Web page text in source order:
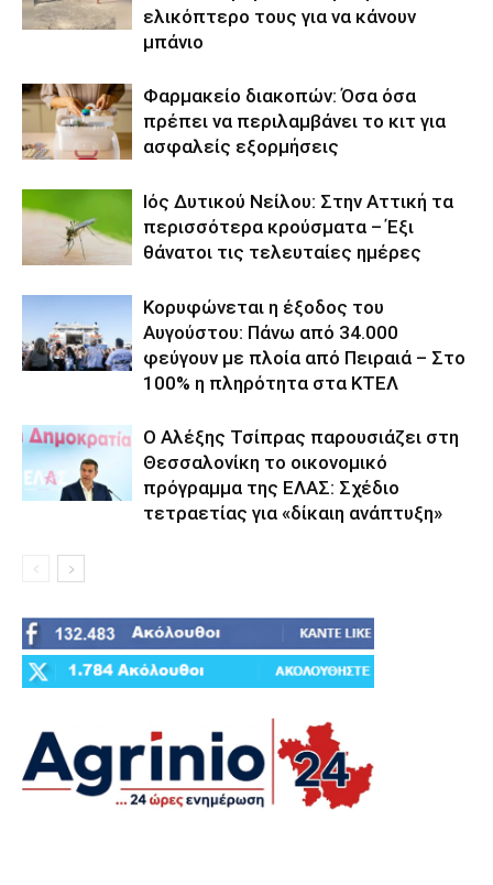
ελικόπτερο τους για να κάνουν
μπάνιο
Φαρμακείο διακοπών: Όσα όσα
πρέπει να περιλαμβάνει το κιτ για
ασφαλείς εξορμήσεις
Ιός Δυτικού Νείλου: Στην Αττική τα
περισσότερα κρούσματα – Έξι
θάνατοι τις τελευταίες ημέρες
Κορυφώνεται η έξοδος του
Αυγούστου: Πάνω από 34.000
φεύγουν με πλοία από Πειραιά – Στο
100% η πληρότητα στα ΚΤΕΛ
Ο Αλέξης Τσίπρας παρουσιάζει στη
Θεσσαλονίκη το οικονομικό
πρόγραμμα της ΕΛΑΣ: Σχέδιο
τετραετίας για «δίκαιη ανάπτυξη»